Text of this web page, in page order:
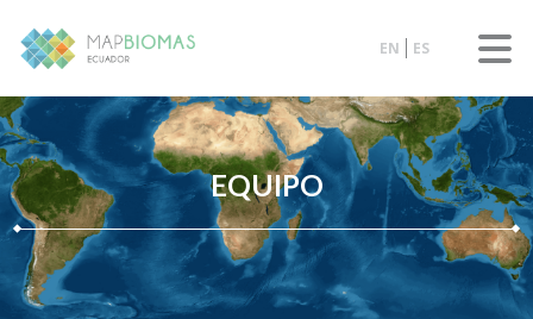
EN ES
EQUIPO